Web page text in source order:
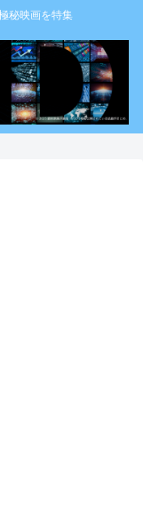
秘映画を特集